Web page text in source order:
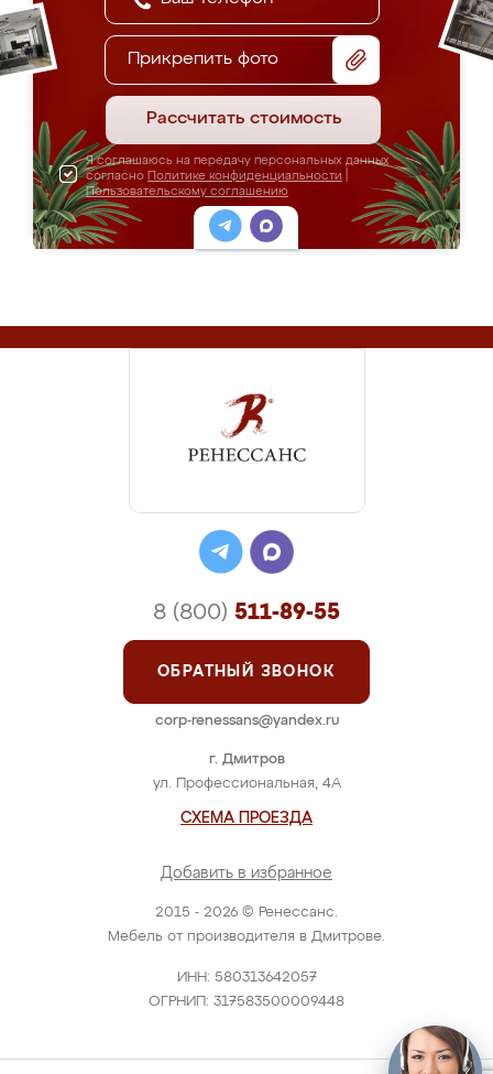
Прикрепить фото
Рассчитать стоимость
Я соглашаюсь на передачу персональных данных
согласно Политике конфиденциальности
Пользовательскому соглашению
2015 - 2026 © Ренессанс.
Мебель от производителя в Дмитрове.
ИНН: 580313642057
ОГРНИП: 317583500009448
г. Дмитров
ул. Профессиональная, 4А
СХЕМА ПРОЕЗДА
Добавить в избранное
8 (800) 511-89-55
ОБРАТНЫЙ ЗВОНОК
corp-renessans@yandex.ru